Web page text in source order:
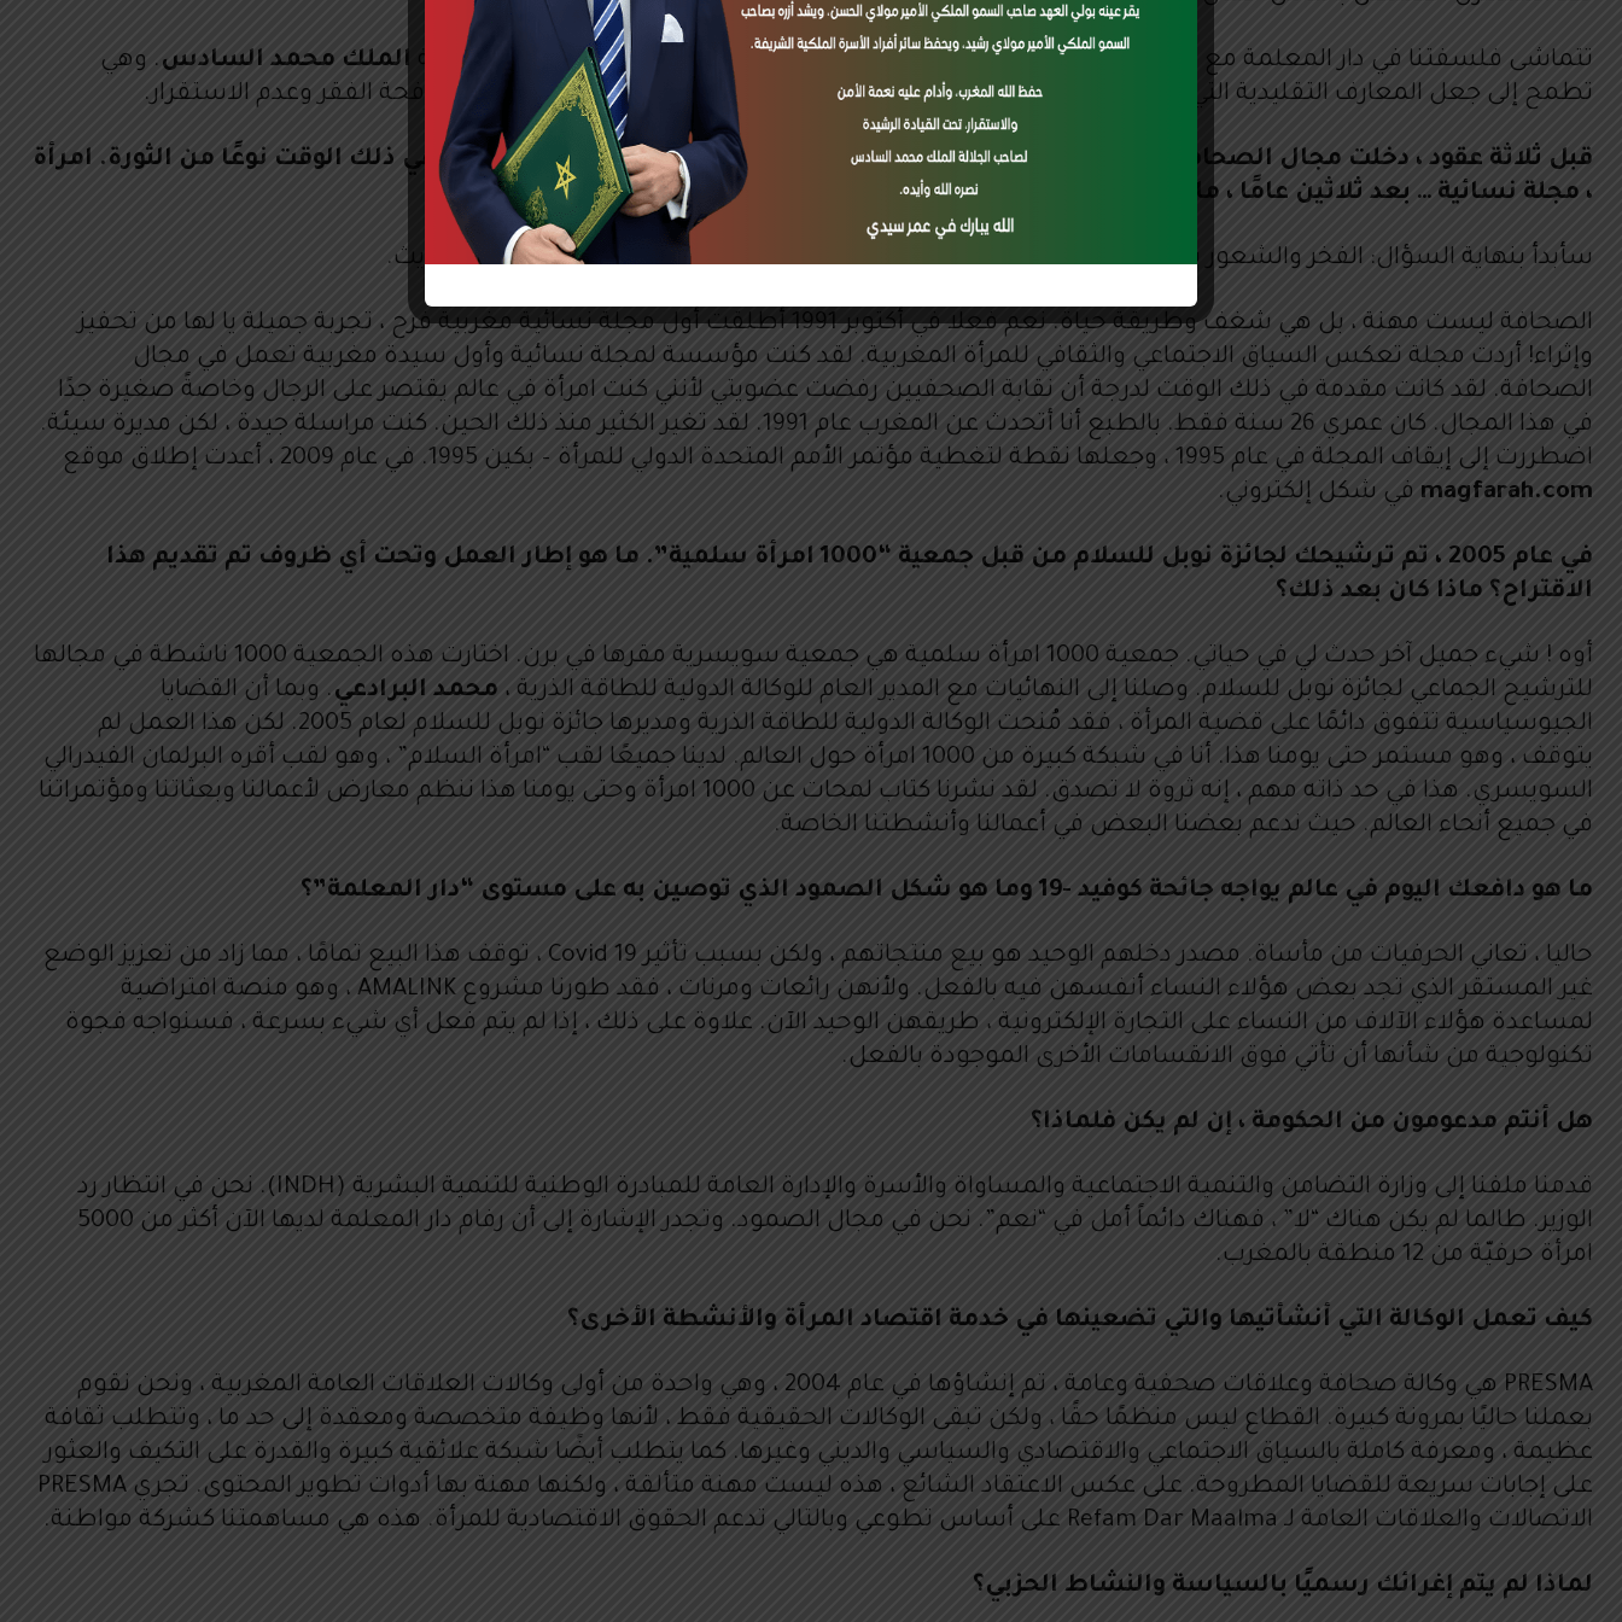
adversely affect certain features and functions.
View preferences
Cookie Policy
تتماشى فلسفتنا في دار المعلمة مع توجيهات صاحبة السمو الملكي والتي بدورها مستوحاة من إرشادات جلالة الملك محمد السادس. وهي
تطمح إلى جعل المعارف التقليدية التي بحوزة آلاف النساء المغربيات أداة لتكوين الثروة وليس مجرد وسيلة لمكافحة الفقر وعدم الاستقرار.
قبل ثلاثة عقود ، دخلت مجال الصحافة – وهي أيضًا شغفك الكبير – وأطلقت مجلة “مجلة فرح” التي كانت في ذلك الوقت نوعًا من الثورة. امرأة
، مجلة نسائية … بعد ثلاثين عامًا ، ما هو نوع الشعور الذي يلهمك هذا الحدث؟
سأبدأ بنهاية السؤال: الفخر والشعور بأنني قمت بنصيب عملي كمواطن صالح للمساهمة في صرح المغرب الحديث.
الصحافة ليست مهنة ، بل هي شغف وطريقة حياة. نعم فعلا في أكتوبر 1991 أطلقت أول مجلة نسائية مغربية فرح ، تجربة جميلة يا لها من تحفيز
وإثراء! أردت مجلة تعكس السياق الاجتماعي والثقافي للمرأة المغربية. لقد كنت مؤسسة لمجلة نسائية وأول سيدة مغربية تعمل في مجال
الصحافة. لقد كانت مقدمة في ذلك الوقت لدرجة أن نقابة الصحفيين رفضت عضويتي لأنني كنت امرأة في عالم يقتصر على الرجال وخاصةً صغيرة جدًا
في هذا المجال. كان عمري 26 سنة فقط. بالطبع أنا أتحدث عن المغرب عام 1991. لقد تغير الكثير منذ ذلك الحين. كنت مراسلة جيدة ، لكن مديرة سيئة.
اضطررت إلى إيقاف المجلة في عام 1995 ، وجعلها نقطة لتغطية مؤتمر الأمم المتحدة الدولي للمرأة – بكين 1995. في عام 2009 ، أعدت إطلاق موقع
magfarah.com في شكل إلكتروني.
في عام 2005 ، تم ترشيحك لجائزة نوبل للسلام من قبل جمعية “1000 امرأة سلمية”. ما هو إطار العمل وتحت أي ظروف تم تقديم هذا
الاقتراح؟ ماذا كان بعد ذلك؟
أوه ! شيء جميل آخر حدث لي في حياتي. جمعية 1000 امرأة سلمية هي جمعية سويسرية مقرها في برن. اختارت هذه الجمعية 1000 ناشطة في مجالها
للترشيح الجماعي لجائزة نوبل للسلام. وصلنا إلى النهائيات مع المدير العام للوكالة الدولية للطاقة الذرية ، محمد البرادعي. وبما أن القضايا
الجيوسياسية تتفوق دائمًا على قضية المرأة ، فقد مُنحت الوكالة الدولية للطاقة الذرية ومديرها جائزة نوبل للسلام لعام 2005. لكن هذا العمل لم
يتوقف ، وهو مستمر حتى يومنا هذا. أنا في شبكة كبيرة من 1000 امرأة حول العالم. لدينا جميعًا لقب “امرأة السلام” ، وهو لقب أقره البرلمان الفيدرالي
السويسري. هذا في حد ذاته مهم ، إنه ثروة لا تصدق. لقد نشرنا كتاب لمحات عن 1000 امرأة وحتى يومنا هذا ننظم معارض لأعمالنا وبعثاتنا ومؤتمراتنا
في جميع أنحاء العالم. حيث ندعم بعضنا البعض في أعمالنا وأنشطتنا الخاصة.
ما هو دافعك اليوم في عالم يواجه جائحة كوفيد -19 وما هو شكل الصمود الذي توصين به على مستوى “دار المعلمة”؟
حاليا ، تعاني الحرفيات من مأساة. مصدر دخلهم الوحيد هو بيع منتجاتهم ، ولكن بسبب تأثير Covid 19 ، توقف هذا البيع تمامًا ، مما زاد من تعزيز الوضع
غير المستقر الذي تجد بعض هؤلاء النساء أنفسهن فيه بالفعل. ولأنهن رائعات ومرنات ، فقد طورنا مشروع AMALINK ، وهو منصة افتراضية
لمساعدة هؤلاء الآلاف من النساء على التجارة الإلكترونية ، طريقهن الوحيد الآن. علاوة على ذلك ، إذا لم يتم فعل أي شيء بسرعة ، فسنواجه فجوة
تكنولوجية من شأنها أن تأتي فوق الانقسامات الأخرى الموجودة بالفعل.
هل أنتم مدعومون من الحكومة ، إن لم يكن فلماذا؟
قدمنا ​​ملفنا إلى وزارة التضامن والتنمية الاجتماعية والمساواة والأسرة والإدارة العامة للمبادرة الوطنية للتنمية البشرية (INDH). نحن في انتظار رد
الوزير. طالما لم يكن هناك “لا” ، فهناك دائماً أمل في “نعم”. نحن في مجال الصمود. وتجدر الإشارة إلى أن رفام دار المعلمة لديها الآن أكثر من 5000
امرأة حرفيّة من 12 منطقة بالمغرب.
كيف تعمل الوكالة التي أنشأتيها والتي تضعينها في خدمة اقتصاد المرأة والأنشطة الأخرى؟
PRESMA هي وكالة صحافة وعلاقات صحفية وعامة ، تم إنشاؤها في عام 2004 ، وهي واحدة من أولى وكالات العلاقات العامة المغربية ، ونحن نقوم
بعملنا حاليًا بمرونة كبيرة. القطاع ليس منظمًا حقًا ، ولكن تبقى الوكالات الحقيقية فقط ، لأنها وظيفة متخصصة ومعقدة إلى حد ما ، وتتطلب ثقافة
عظيمة ، ومعرفة كاملة بالسياق الاجتماعي والاقتصادي والسياسي والديني وغيرها. كما يتطلب أيضًا شبكة علائقية كبيرة والقدرة على التكيف والعثور
على إجابات سريعة للقضايا المطروحة. على عكس الاعتقاد الشائع ، هذه ليست مهنة متألقة ، ولكنها مهنة بها أدوات تطوير المحتوى. تجري PRESMA
الاتصالات والعلاقات العامة لـ Refam Dar Maalma على أساس تطوعي وبالتالي تدعم الحقوق الاقتصادية للمرأة. هذه هي مساهمتنا كشركة مواطنة.
لماذا لم يتم إغرائك رسميًا بالسياسة والنشاط الحزبي؟